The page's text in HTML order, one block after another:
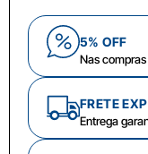
5% OFF
Nas
FRETE
Entrega